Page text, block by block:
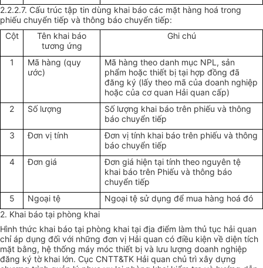
2.2.2.7. Cấu trúc tập tin dùng khai báo các mặt hàng hoá trong
phiếu chuyển tiếp và thông báo chuyển tiếp:
Cột
Tên khai báo
tương ứng
Ghi chú
1
Mã hàng (quy
ước)
Mã hàng theo danh mục NPL, sản
phẩm hoặc thiết bị tại hợp đồng đã
đăng ký (lấy theo mã của doanh nghiệp
hoặc của cơ quan Hải quan cấp)
2
Số lượng
Số lượng khai báo trên phiếu và thông
báo chuyển tiếp
3
Đơn vị tính
Đơn vị tính khai báo trên phiếu và thông
báo chuyển tiếp
4
Đơn giá
Đơn giá hiện tại tính theo nguyên tệ
khai báo trên Phiếu và thông báo
chuyển tiếp
5
Ngoại tệ
Ngoại tệ sử dụng để mua hàng hoá đó
2. Khai báo tại phòng khai
Hình thức khai báo tại phòng khai tại địa điểm làm thủ tục hải quan
chỉ áp dụng đối với những đơn vị Hải quan có điều kiện về diện tích
mặt bằng, hệ thống máy móc thiết bị và lưu lượng doanh nghiệp
đăng ký tờ khai lớn. Cục CNTT&TK Hải quan chủ trì xây dựng